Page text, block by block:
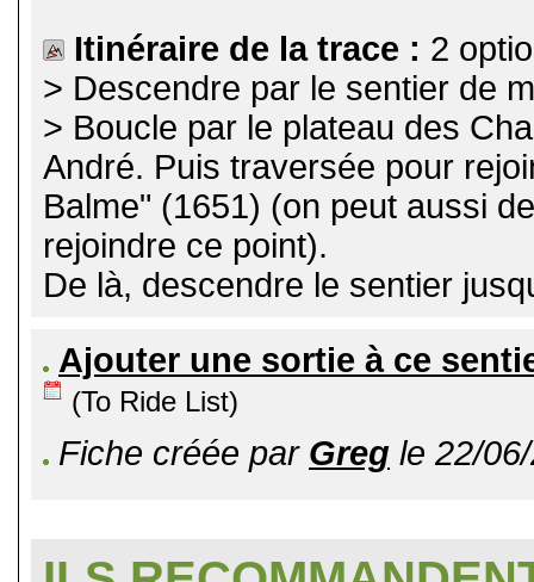
Itinéraire de la trace : 2
> Descendre par le sentier de
> Boucle par le plateau des
André. Puis traversée pour
Balme" (1651) (on peut aussi
rejoindre ce point).
De là, descendre le sentier
Ajouter une sortie à ce
(To Ride List)
Fiche créée par Greg le 22/